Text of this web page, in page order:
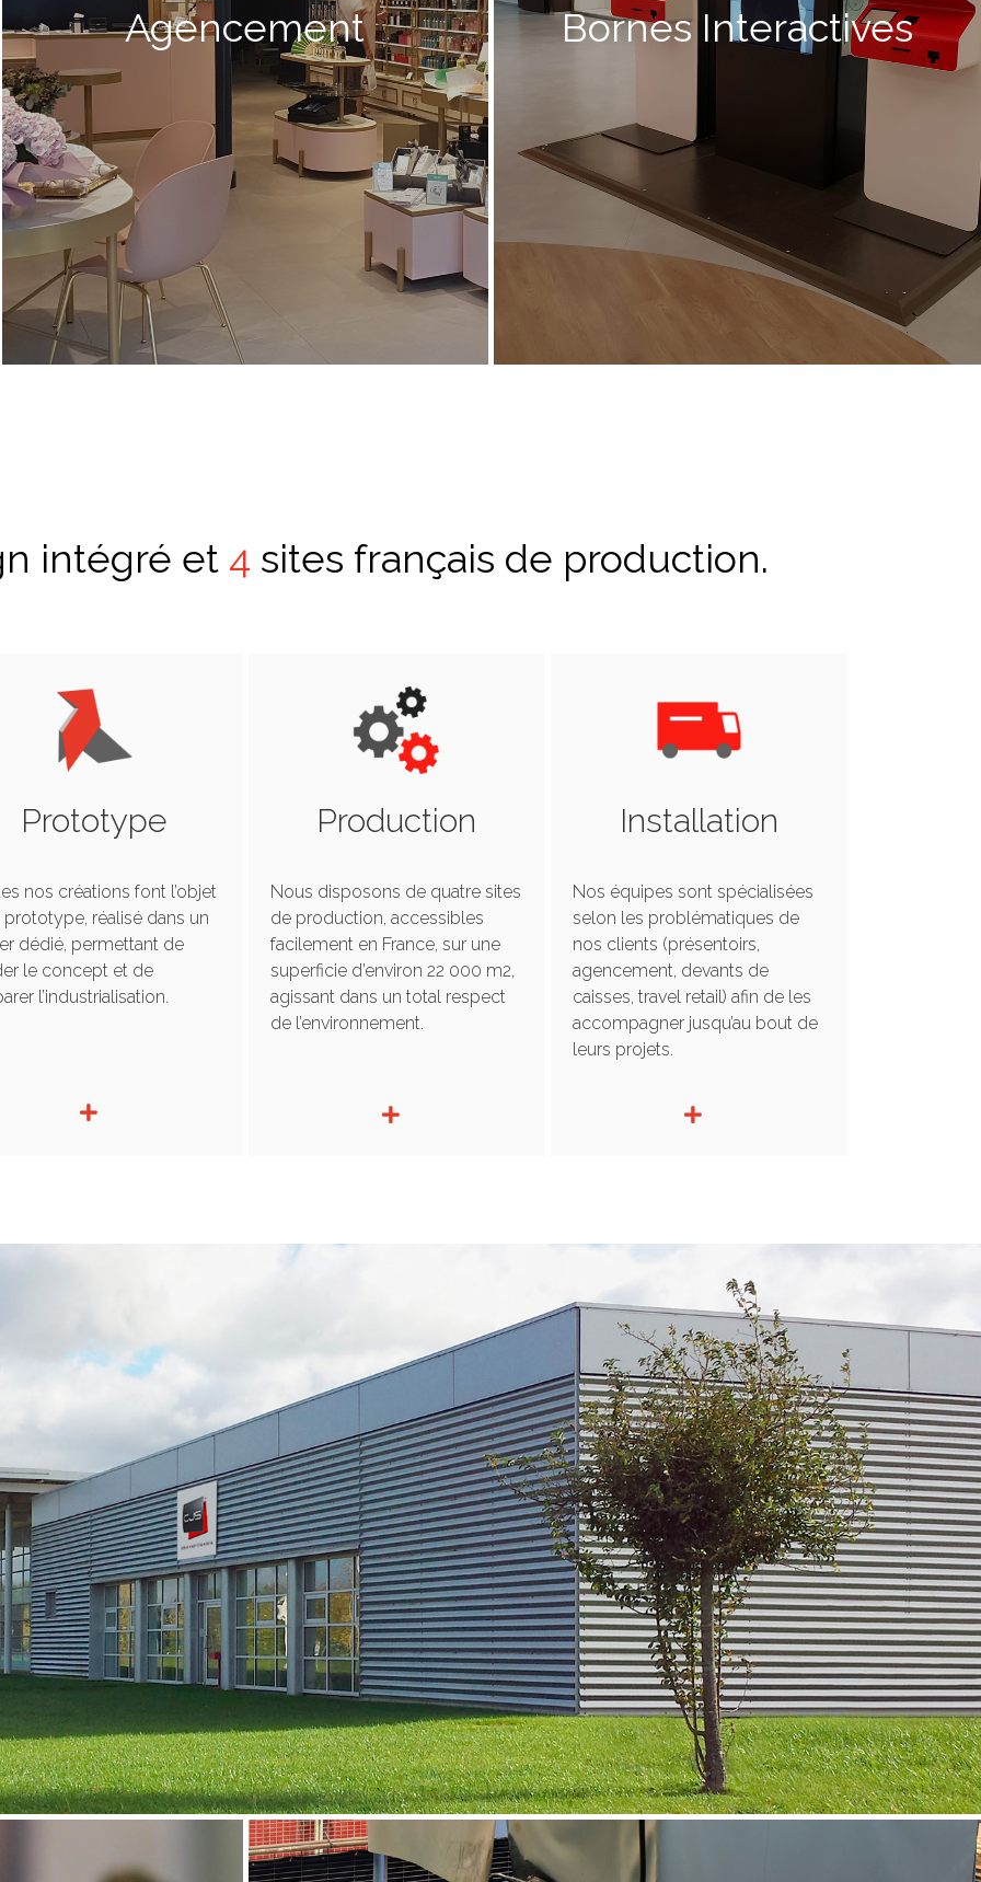
Agencement Bornes Interactives
intégré et 4 sites français de production.
Prototype
nos créations font l’objet
prototype, réalisé dans un
dédié, permettant de
le concept et de
l’industrialisation.
Production
Nous disposons de quatre sites
de production, accessibles
facilement en France, sur une
superficie d’environ 22 000 m2,
agissant dans un total respect
de l’environnement.
Installation
Nos équipes sont spécialisées
selon les problématiques de
nos clients (présentoirs,
agencement, devants de
caisses, travel retail) afin de les
accompagner jusqu’au bout de
leurs projets.